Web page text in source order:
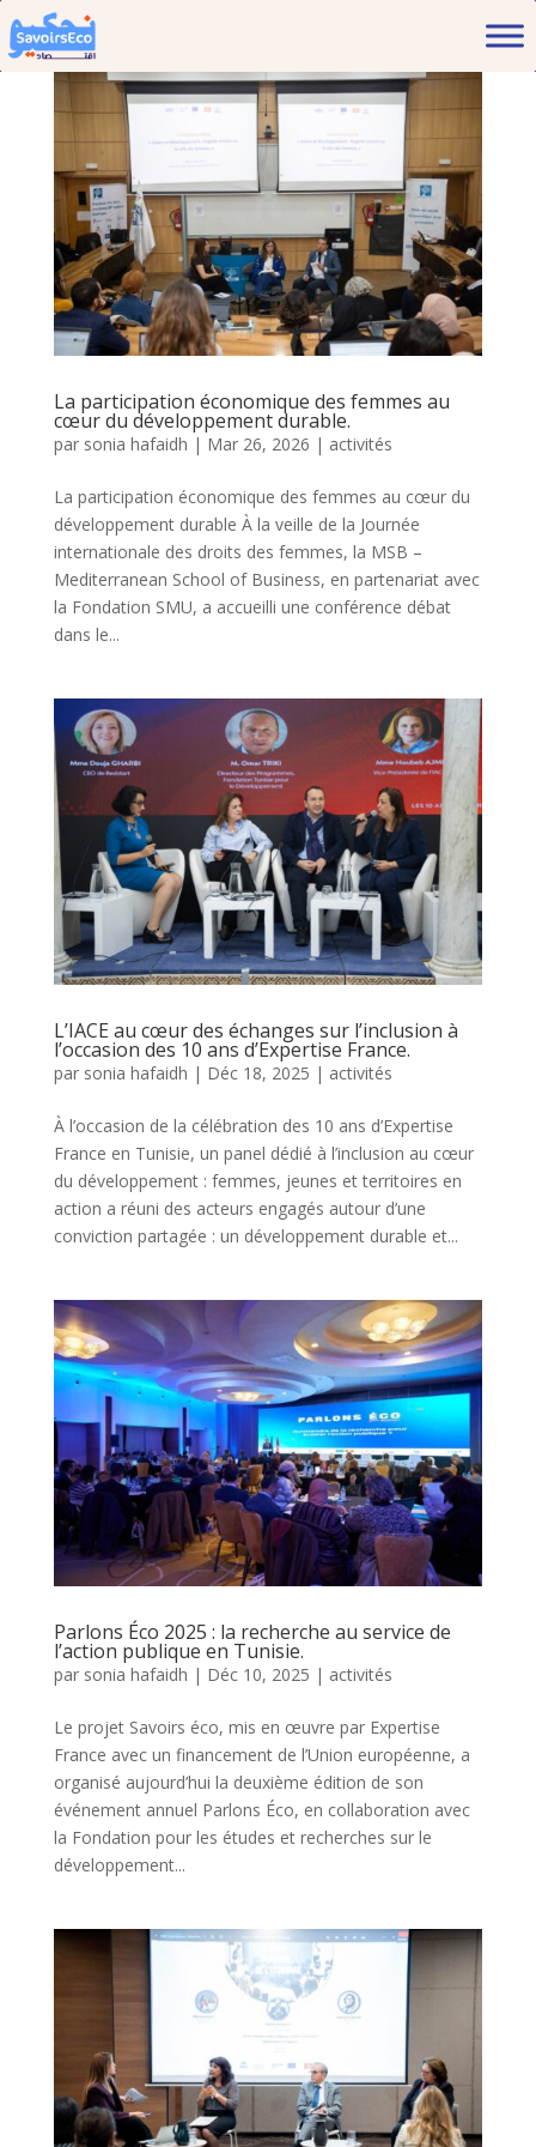
La participation économique des femmes au
cœur du développement durable.
par sonia hafaidh | Mar 26, 2026 | activités
La participation économique des femmes au cœur du
développement durable À la veille de la Journée
internationale des droits des femmes, la MSB –
Mediterranean School of Business, en partenariat avec
la Fondation SMU, a accueilli une conférence débat
dans le...
L’IACE au cœur des échanges sur l’inclusion à
l’occasion des 10 ans d’Expertise France.
par sonia hafaidh | Déc 18, 2025 | activités
À l’occasion de la célébration des 10 ans d’Expertise
France en Tunisie, un panel dédié à l’inclusion au cœur
du développement : femmes, jeunes et territoires en
action a réuni des acteurs engagés autour d’une
conviction partagée : un développement durable et...
Parlons Éco 2025 : la recherche au service de
l’action publique en Tunisie.
par sonia hafaidh | Déc 10, 2025 | activités
Le projet Savoirs éco, mis en œuvre par Expertise
France avec un financement de l’Union européenne, a
organisé aujourd’hui la deuxième édition de son
événement annuel Parlons Éco, en collaboration avec
la Fondation pour les études et recherches sur le
développement...